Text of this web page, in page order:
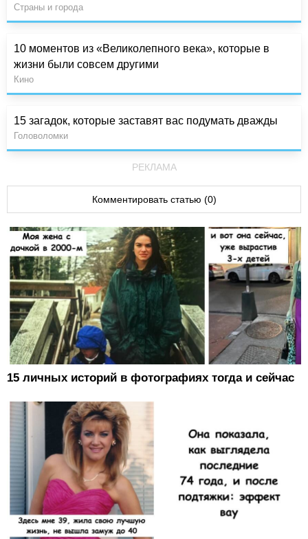
Страны и города
10 моментов из «Великолепного века», которые в
жизни были совсем другими
Кино
15 загадок, которые заставят вас подумать дважды
Головоломки
РЕКЛАМА
Комментировать статью (0)
15 личных историй в фотографиях тогда и сейчас